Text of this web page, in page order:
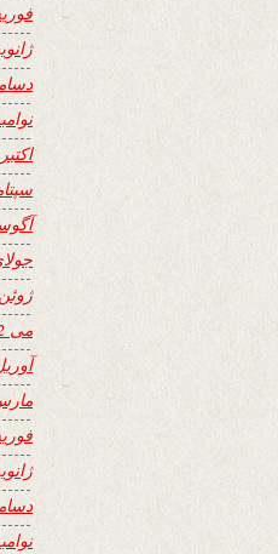
فوریه
ژانویه
دسامبر
نوامبر
اکتبر 2012
سپتامبر
آگوست
جولای
ژوئن 2012
می 2012
آوریل
مارس
فوریه
ژانویه
دسامبر
نوامبر